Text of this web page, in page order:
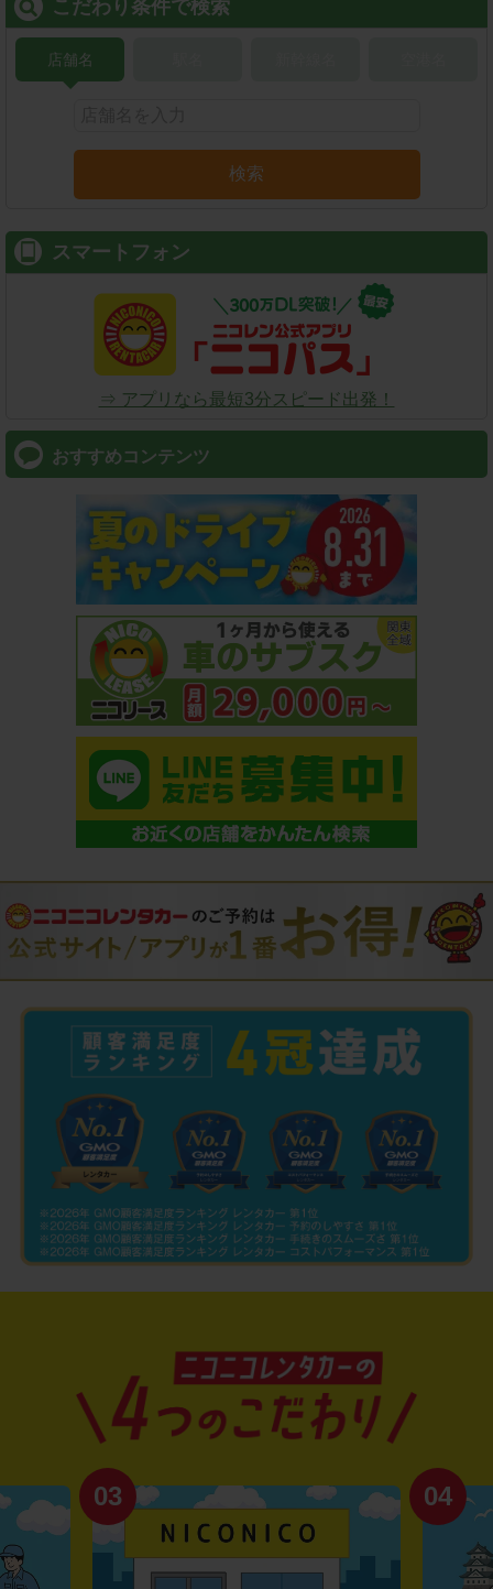
こだわり条件で検索
店舗名
検索
スマートフォン
⇒ アプリなら最短3分スピード出発！
おすすめコンテンツ
03 04